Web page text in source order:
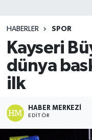
HABERLER SPOR
Kayseri
dünya
ilk
HABER MERKEZI
EDITÖR
Teknoloji
TRABZON